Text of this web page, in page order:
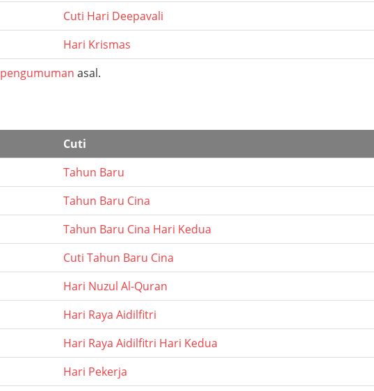
Cuti Hari Deepavali
Hari Krismas
pengumuman asal.
Cuti
Tahun Baru
Tahun Baru Cina
Tahun Baru Cina Hari Kedua
Cuti Tahun Baru Cina
Hari Nuzul Al-Quran
Hari Raya Aidilfitri
Hari Raya Aidilfitri Hari Kedua
Hari Pekerja